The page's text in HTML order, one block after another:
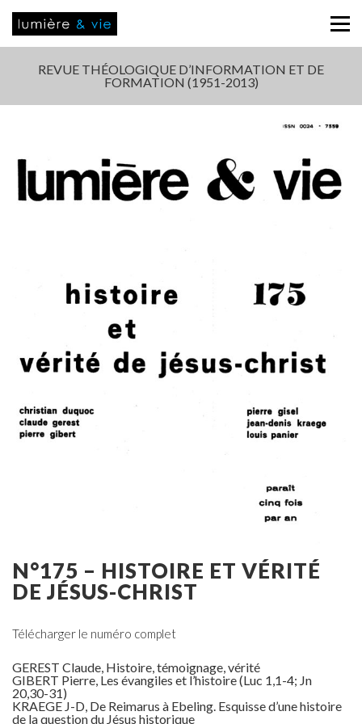
REVUE THÉOLOGIQUE D’INFORMATION ET DE
FORMATION (1951-2013)
N°175 – HISTOIRE ET VÉRITÉ
DE JÉSUS-CHRIST
Télécharger le numéro complet
GEREST Claude, Histoire, témoignage, vérité
GIBERT Pierre, Les évangiles et l’histoire (Luc 1,1-4; Jn
20,30-31)
KRAEGE J-D, De Reimarus à Ebeling. Esquisse d’une histoire
de la question du Jésus historique